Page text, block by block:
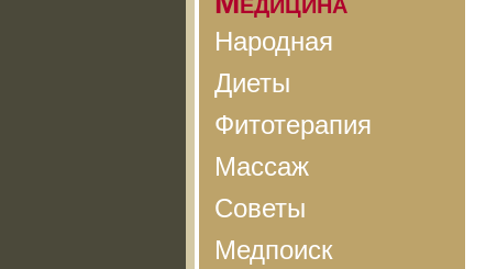
Народная
Диеты
Фитотерапия
Массаж
Советы
Медпоиск